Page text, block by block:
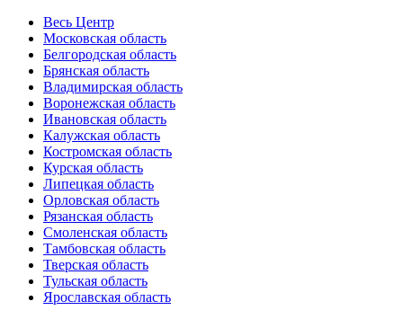
Весь Центр
Московская область
Белгородская область
Брянская область
Владимирская область
Воронежская область
Ивановская область
Калужская область
Костромская область
Курская область
Липецкая область
Орловская область
Рязанская область
Смоленская область
Тамбовская область
Тверская область
Тульская область
Ярославская область